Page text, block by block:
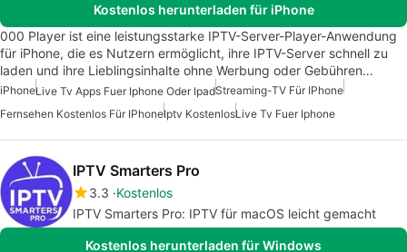
Kostenlos herunterladen für iPhone
000 Player ist eine leistungsstarke IPTV-Server-Player-Anwendung
für iPhone, die es Nutzern ermöglicht, ihre IPTV-Server schnell zu
laden und ihre Lieblingsinhalte ohne Werbung oder Gebühren…
iPhoneLive Tv Apps Fuer Iphone Oder IpadStreaming-TV Für IPhone
Fernsehen Kostenlos Für IPhoneIptv KostenlosLive Tv Fuer Iphone
IPTV Smarters Pro
3.3 Kostenlos
IPTV Smarters Pro: IPTV für macOS leicht gemacht
Kostenlos herunterladen für Windows